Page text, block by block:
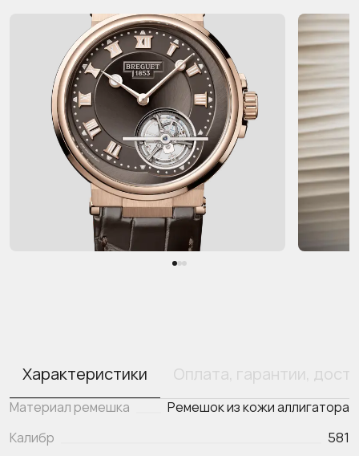
Характеристики Оплата, гарантии,
Материал ремешка
Ремешок из кожи аллигатора
Калибр
581